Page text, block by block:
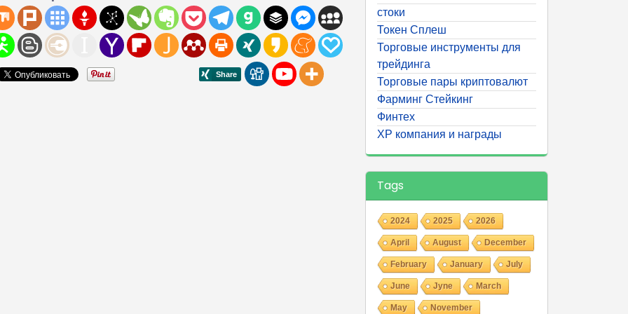
стоки
Токен Сплеш
Торговые инструменты для
трейдинга
Торговые пары криптовалют
Фарминг Стейкинг
Финтех
ХР компания и награды
Tags
2024 2025 2026
April August December
February January July
June Jyne March
May November